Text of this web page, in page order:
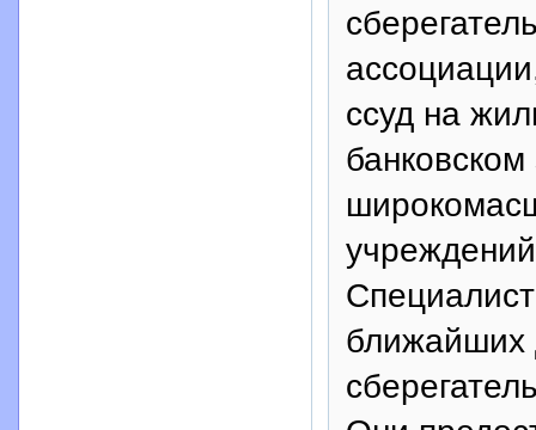
ссуд на
ближайших